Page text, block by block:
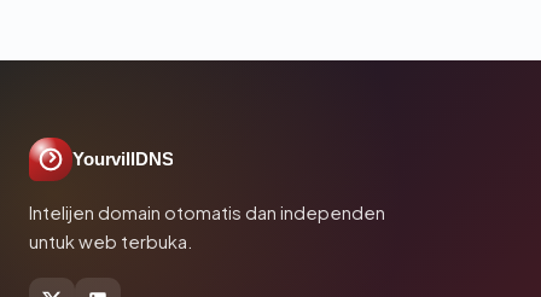
YourvillDNS
Intelijen domain otomatis dan independen
untuk web terbuka.